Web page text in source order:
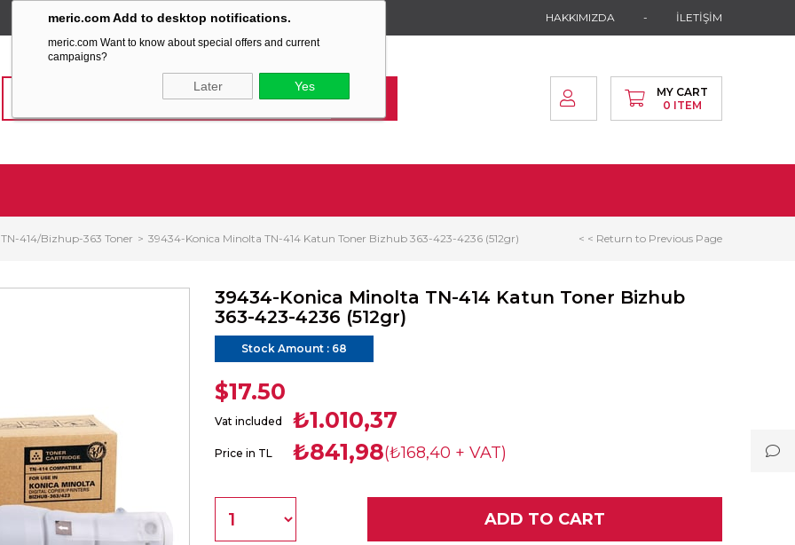
meric.com Add to desktop notifications.
meric.com Want to know about special offers and current
campaigns?
Later Yes
SABİT KARGO ÜCRETİ HAKKIMIZDA İLETİŞİM
MY CART
0 ITEM
TN-414/Bizhup-363 Toner 39434-Konica Minolta TN-414 Katun Toner Bizhub 363-423-4236 (512gr) < < Return to Previous Page
39434-Konica Minolta TN-414 Katun Toner Bizhub
363-423-4236 (512gr)
Stock Amount : 68
$17.50
Vat included ₺1.010,37
Price in TL ₺841,98(₺168,40 + VAT)